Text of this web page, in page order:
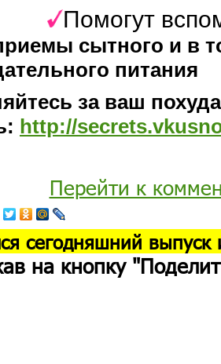
Помогут
сытного и в
питания
за ваш
http://
Перейти к
сегодняшний выпуск
на кнопку